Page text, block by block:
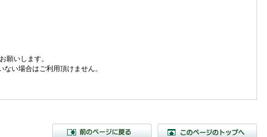
願いします。
い場合はご利用頂けません。
前のページに戻る